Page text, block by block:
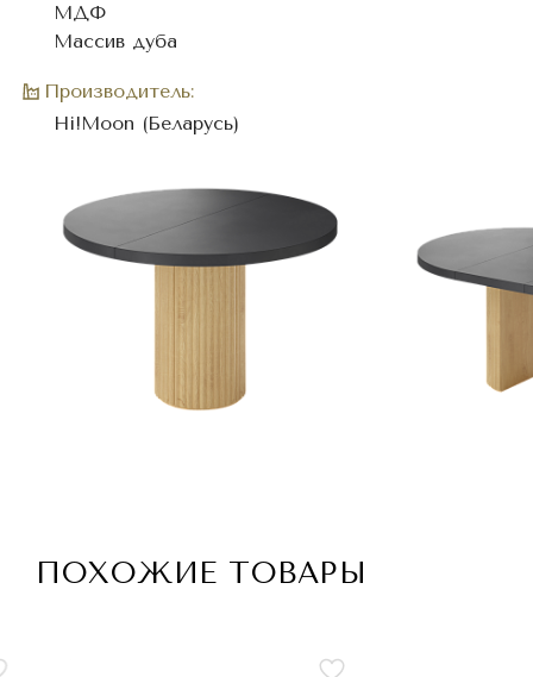
МДФ
Массив дуба
Производитель:
Hi!Moon (Беларусь)
ПОХОЖИЕ ТОВАРЫ